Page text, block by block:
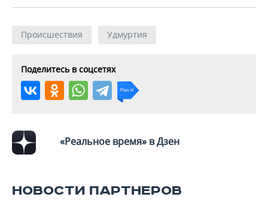
Происшествия Удмуртия
Поделитесь в соцсетях
«Реальное время» в Дзен
НОВОСТИ ПАРТНЕРОВ